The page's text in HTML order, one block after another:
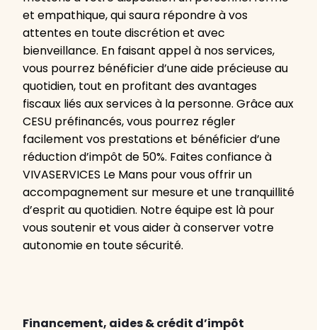
et empathique, qui saura répondre à vos
attentes en toute discrétion et avec
bienveillance. En faisant appel à nos services,
vous pourrez bénéficier d’une aide précieuse au
quotidien, tout en profitant des avantages
fiscaux liés aux services à la personne. Grâce aux
CESU préfinancés, vous pourrez régler
facilement vos prestations et bénéficier d’une
réduction d’impôt de 50%. Faites confiance à
VIVASERVICES Le Mans pour vous offrir un
accompagnement sur mesure et une tranquillité
d’esprit au quotidien. Notre équipe est là pour
vous soutenir et vous aider à conserver votre
autonomie en toute sécurité.
Financement, aides & crédit d’impôt